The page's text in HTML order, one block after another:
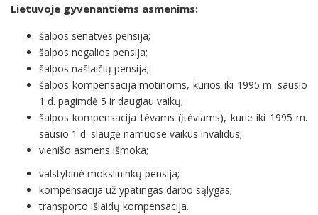
Lietuvoje gyvenantiems asmenims:
šalpos senatvės pensija;
šalpos negalios pensija;
šalpos našlaičių pensija;
šalpos kompensacija motinoms, kurios iki 1995 m. sausio
1 d. pagimdė 5 ir daugiau vaikų;
šalpos kompensacija tėvams (įtėviams), kurie iki 1995 m.
sausio 1 d. slaugė namuose vaikus invalidus;
vienišo asmens išmoka;
valstybinė mokslininkų pensija;
kompensacija už ypatingas darbo sąlygas;
transporto išlaidų kompensacija.